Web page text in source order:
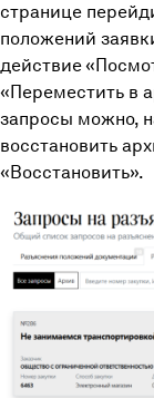
странице
положений
действие
«Переместить в
запросы можно,
восстановить
«Восстановить».